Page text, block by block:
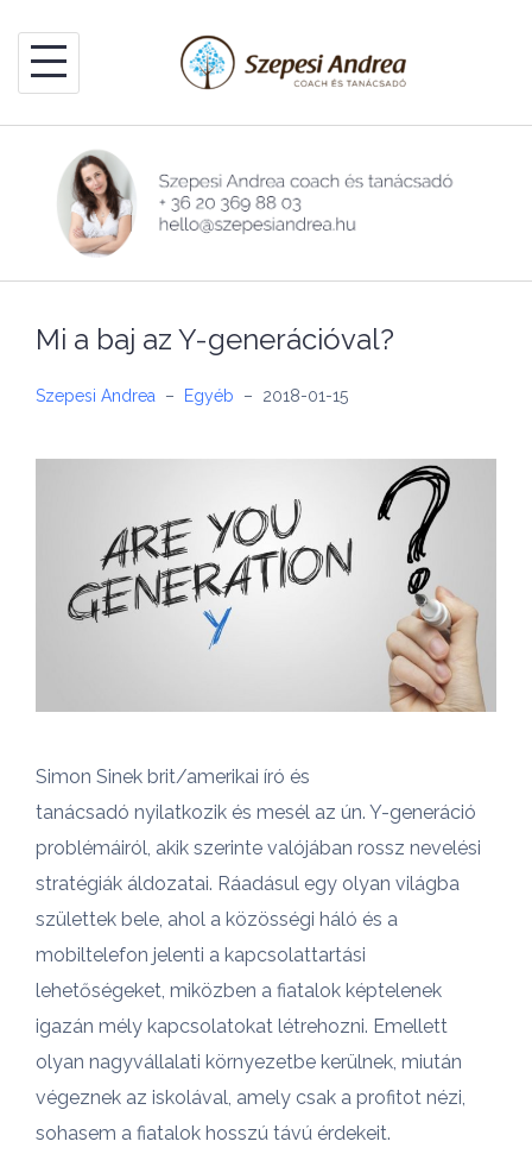
content
Mi a baj az Y-generációval?
Szepesi Andrea – Egyéb – 2018-01-15
Simon Sinek brit/amerikai író és
tanácsadó nyilatkozik és mesél az ún. Y-generáció
problémáiról, akik szerinte valójában rossz nevelési
stratégiák áldozatai. Ráadásul egy olyan világba
születtek bele, ahol a közösségi háló és a
mobiltelefon jelenti a kapcsolattartási
lehetőségeket, miközben a fiatalok képtelenek
igazán mély kapcsolatokat létrehozni. Emellett
olyan nagyvállalati környezetbe kerülnek, miután
végeznek az iskolával, amely csak a profitot nézi,
sohasem a fiatalok hosszú távú érdekeit.